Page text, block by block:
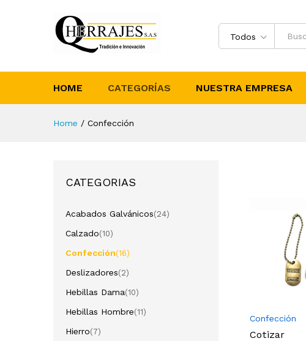
Todos
HOME CATEGORÍAS NUESTRA EMPRESA
Home / Confección
Confección
Cotizar
CATEGORIAS
Acabados Galvánicos(24)
Calzado(10)
Confección(16)
Deslizadores(2)
Hebillas Dama(10)
Hebillas Hombre(11)
Hierro(7)